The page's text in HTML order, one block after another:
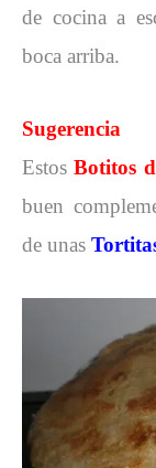
de cocina a
boca arriba.
Sugerencia
EstosBotitos
buen
de unas